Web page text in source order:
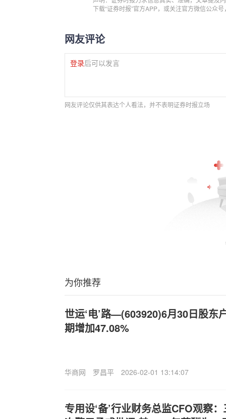
下载“证券时报”官方APP，或关注官方微信公众
网友评论
登录后可以发言
网友评论仅供其表达个人看法，并不表明证券时报立场
为你推荐
世运‘电’路—(603920)6月30日股东
期增加47.08%
华商网 罗昌平 2026-02-01 13:14:07
专用设‘备’行业财务总监CFO观察